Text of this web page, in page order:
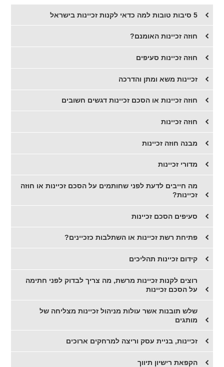
5 סיבות טובות למה כדאי לקנות זכיינות בישראל
חוזה זכיינות האומנם?
​חוזה זכיינות סעיפים
זכיינות משא ומתן והדרכה
חוזה זכיינות או הסכם זכיינות דגשים חשובים
חוזה זכיינות
מבנה חוזה זכיינות
מדורי זכיינות
מה חייבים לדעת לפני שחותמים על הסכם זכיינות או חוזה
זכיינות?
סעיפים הסכם זכיינות
פתיחת רשת זכיינות או השתלבות כזכיינים?
קידום זכיינות תהליכים
רוצים לקנות זכיינות מרשת, מה צריך לבדוק לפני חתימה
על הסכם זכיינות
שלש תובנות אשר עולות מניהול זכיינות מצליחה של
מותגים
זכיינות, בניית עסק וריצה למרחקים ארוכים
הקפאת רישיון תיווך